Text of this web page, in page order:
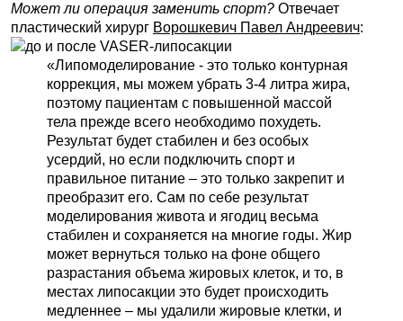
Может ли операция заменить спорт? Отвечает
пластический хирург Ворошкевич Павел Андреевич:
«Липомоделирование - это только контурная
коррекция, мы можем убрать 3-4 литра жира,
поэтому пациентам с повышенной массой
тела прежде всего необходимо похудеть.
Результат будет стабилен и без особых
усердий, но если подключить спорт и
правильное питание – это только закрепит и
преобразит его. Сам по себе результат
моделирования живота и ягодиц весьма
стабилен и сохраняется на многие годы. Жир
может вернуться только на фоне общего
разрастания объема жировых клеток, и то, в
местах липосакции это будет происходить
медленнее – мы удалили жировые клетки, и